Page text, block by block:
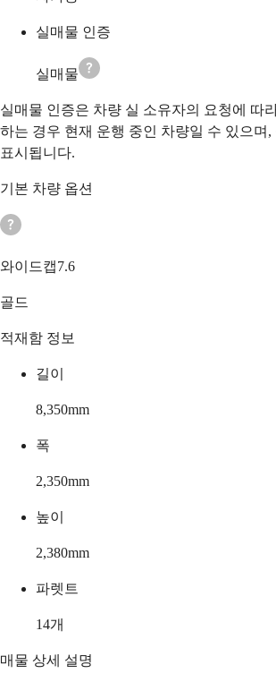
실매물 인증
실매물
실매물 인증은 차량 실 소유자의 요청에 따
하는 경우 현재 운행 중인 차량일 수 있으며,
표시됩니다.
기본 차량 옵션
와이드캡7.6
골드
적재함 정보
길이
8,350mm
폭
2,350mm
높이
2,380mm
파렛트
14개
매물 상세 설명